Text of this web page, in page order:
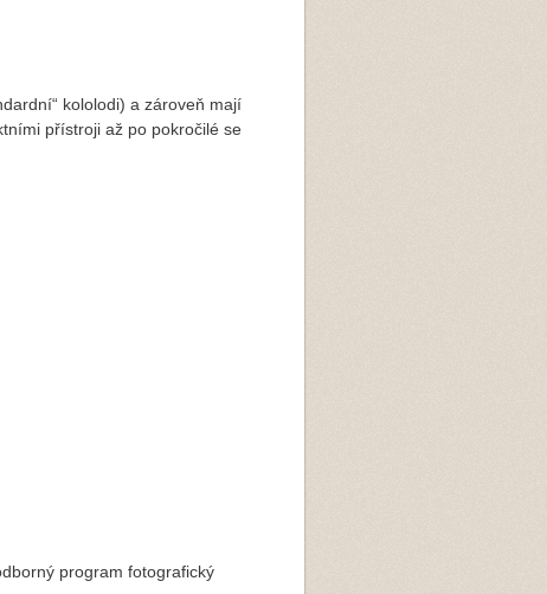
kololodi) a zároveň mají
přístroji až po pokročilé se
program fotografický